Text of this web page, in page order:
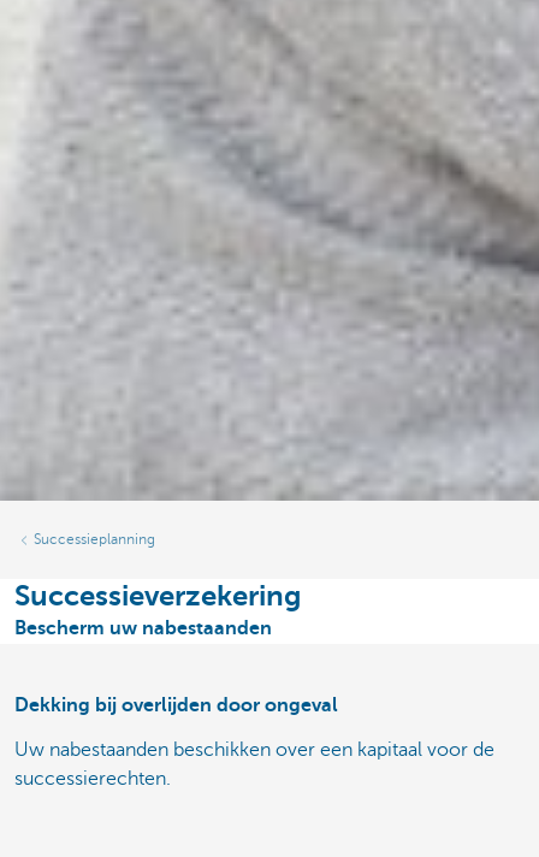
Successieplanning
Successieverzekering
Bescherm uw nabestaanden
Dekking bij overlijden door ongeval
Uw nabestaanden beschikken over een kapitaal voor de
successierechten.